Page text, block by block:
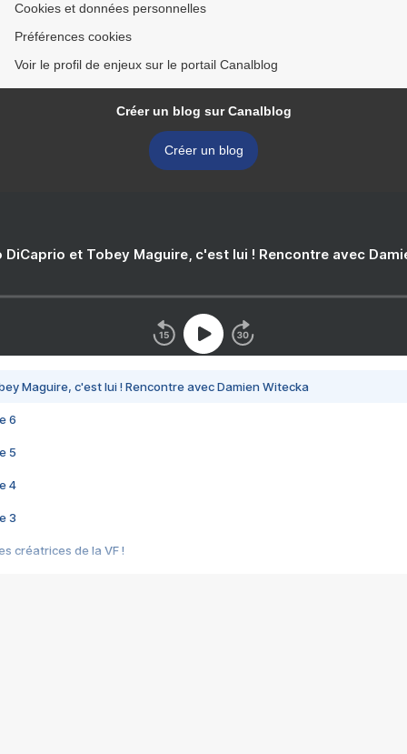
Cookies et données personnelles
Préférences cookies
Voir le profil de enjeux sur le portail Canalblog
Créer un blog sur Canalblog
Créer un blog
DiCaprio et Tobey Maguire, c'est lui ! Rencontre avec
Maguire, c'est lui ! Rencontre avec Damien Witecka
6
5
4
3
créatrices de la VF !